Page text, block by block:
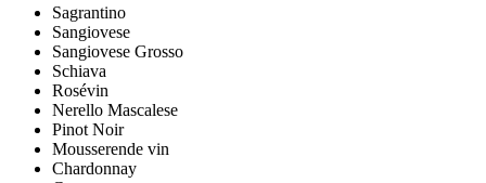
Sagrantino
Sangiovese
Sangiovese Grosso
Schiava
Rosévin
Nerello Mascalese
Pinot Noir
Mousserende vin
Chardonnay